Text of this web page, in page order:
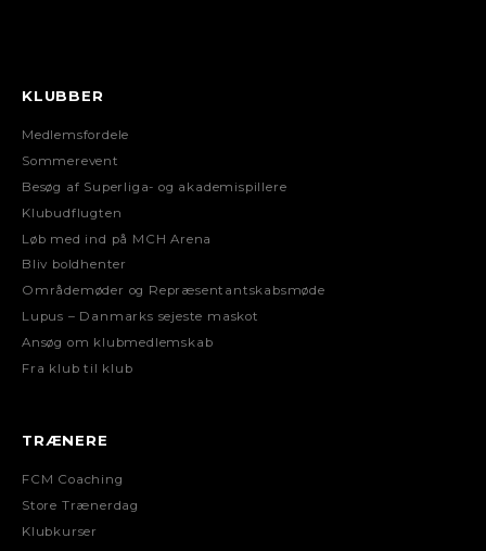
KLUBBER
Medlemsfordele
Sommerevent
Besøg af Superliga- og akademispillere
Klubudflugten
Løb med ind på MCH Arena
Bliv boldhenter
Områdemøder og Repræsentantskabsmøde
Lupus – Danmarks sejeste maskot
Ansøg om klubmedlemskab
Fra klub til klub
TRÆNERE
FCM Coaching
Store Trænerdag
Klubkurser